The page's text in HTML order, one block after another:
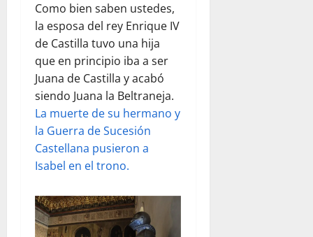
Como bien saben ustedes,
la esposa del rey Enrique IV
de Castilla tuvo una hija
que en principio iba a ser
Juana de Castilla y acabó
siendo Juana la Beltraneja.
La muerte de su hermano y
la Guerra de Sucesión
Castellana pusieron a
Isabel en el trono.